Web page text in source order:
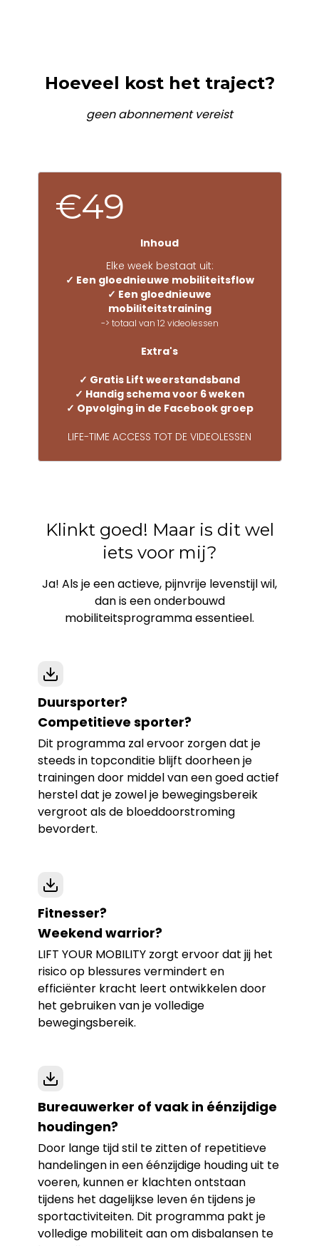
Hoeveel kost het traject?
geen abonnement vereist
€49
Inhoud
Elke week bestaat uit:
✓ Een gloednieuwe mobiliteitsflow
✓ Een gloednieuwe
mobiliteitstraining
-> totaal van 12 videolessen
Extra's
✓ Gratis Lift weerstandsband
✓ Handig schema voor 6 weken
✓ Opvolging in de Facebook groep
LIFE-TIME ACCESS TOT DE VIDEOLESSEN
Klinkt goed! Maar is dit wel
iets voor mij?
Ja! Als je een actieve, pijnvrije levenstijl wil,
dan is een onderbouwd
mobiliteitsprogramma essentieel.
Duursporter?
Competitieve sporter?
Dit programma zal ervoor zorgen dat je
steeds in topconditie blijft doorheen je
trainingen door middel van een goed actief
herstel dat je zowel je bewegingsbereik
vergroot als de bloeddoorstroming
bevordert.
Fitnesser?
Weekend warrior?
LIFT YOUR MOBILITY zorgt ervoor dat jij het
risico op blessures vermindert en
efficiënter kracht leert ontwikkelen door
het gebruiken van je volledige
bewegingsbereik.
Bureauwerker of vaak in éénzijdige
houdingen?
Door lange tijd stil te zitten of repetitieve
handelingen in een éénzijdige houding uit te
voeren, kunnen er klachten ontstaan
tijdens het dagelijkse leven én tijdens je
sportactiviteiten. Dit programma pakt je
volledige mobiliteit aan om disbalansen te